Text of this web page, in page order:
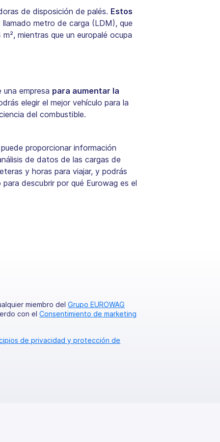
de disposición de palés. Estos
metro de carga (LDM), que
mientras que un europalé ocupa
empresa para aumentar la
elegir el mejor vehículo para la
del combustible.
proporcionar información
de datos de las cargas de
y horas para viajar, y podrás
descubrir por qué Eurowag es el
miembro delGrupo EUROWAG
con elConsentimiento de marketing
de privacidad y protección de